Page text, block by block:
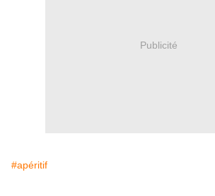
Publicité
#apéritif